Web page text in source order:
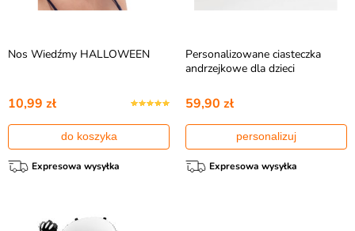
Nos Wiedźmy HALLOWEEN
10,99 zł
do koszyka
Expresowa wysyłka
Personalizowane ciasteczka
andrzejkowe dla dzieci
59,90 zł
personalizuj
Expresowa wysyłka